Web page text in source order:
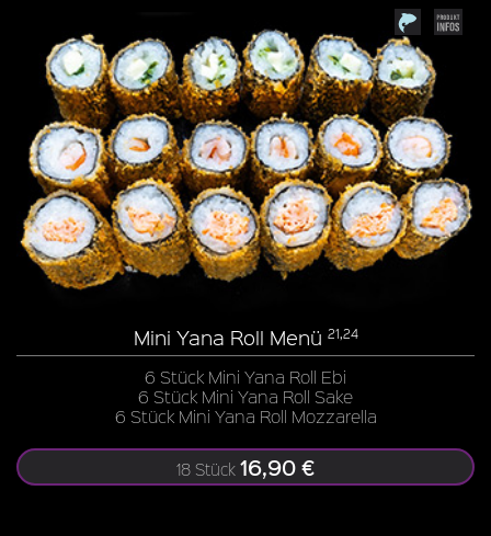
Mini Yana Roll Menü 21,24
6 Stück Mini Yana Roll Ebi
6 Stück Mini Yana Roll Sake
6 Stück Mini Yana Roll Mozzarella
18 Stück 16,90 €